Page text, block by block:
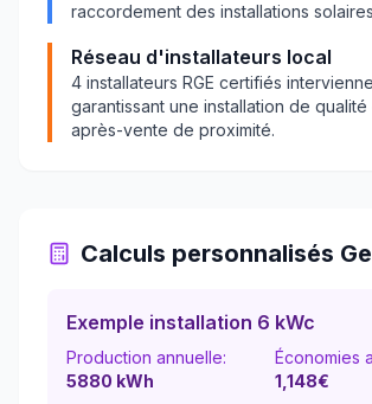
raccordement des installations
Réseau d'installateurs local
4 installateurs RGE certifiés
garantissant une installation de
après-vente de proximité.
Calculs personnalisés
Exemple installation 6 kWc
Production annuelle:
5880 kWh
Économies
1,148€